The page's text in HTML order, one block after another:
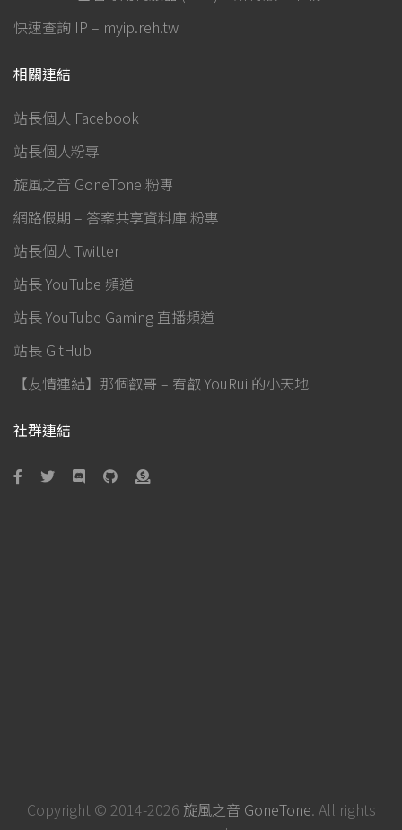
快速查詢 IP – myip.reh.tw
相關連結
站長個人 Facebook
站長個人粉專
旋風之音 GoneTone 粉專
網路假期 – 答案共享資料庫 粉專
站長個人 Twitter
站長 YouTube 頻道
站長 YouTube Gaming 直播頻道
站長 GitHub
【友情連結】那個叡哥 – 宥叡 YouRui 的小天地
社群連結
Copyright © 2014-2026 旋風之音 GoneTone. All rights